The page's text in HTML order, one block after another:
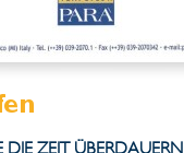
ZEIT ÜBERDAUERN